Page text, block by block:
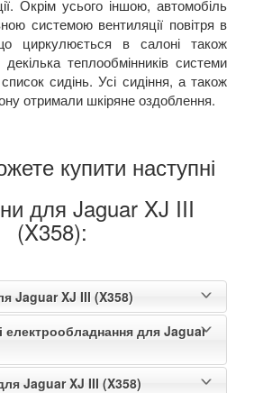
Окрім усього іншою, автомобіль
системою вентиляції повітря в
циркулюється в салоні також
теплообмінників системи
сидінь. Усі сидіння, а також
отримали шкіряне оздоблення.
купити наступні
для Jaguar XJ III
(X358):
Jaguar XJ III (X358)
електрообладнання для Jaguar
Jaguar XJ III (X358)